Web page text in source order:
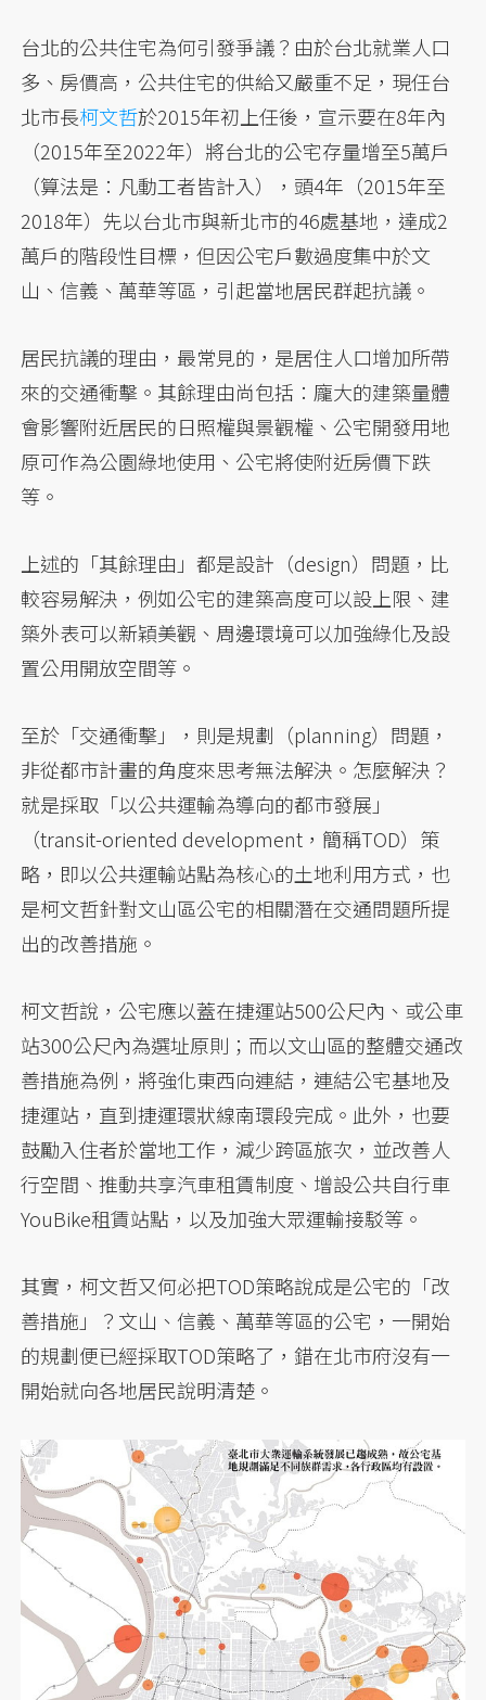
台北的公共住宅為何引發爭議？由於台北就業人口
多、房價高，公共住宅的供給又嚴重不足，現任台
北市長柯文哲於2015年初上任後，宣示要在8年內
（2015年至2022年）將台北的公宅存量增至5萬戶
（算法是：凡動工者皆計入），頭4年（2015年至
2018年）先以台北市與新北市的46處基地，達成2
萬戶的階段性目標，但因公宅戶數過度集中於文
山、信義、萬華等區，引起當地居民群起抗議。
居民抗議的理由，最常見的，是居住人口增加所帶
來的交通衝擊。其餘理由尚包括：龐大的建築量體
會影響附近居民的日照權與景觀權、公宅開發用地
原可作為公園綠地使用、公宅將使附近房價下跌
等。
上述的「其餘理由」都是設計（design）問題，比
較容易解決，例如公宅的建築高度可以設上限、建
築外表可以新穎美觀、周邊環境可以加強綠化及設
置公用開放空間等。
至於「交通衝擊」，則是規劃（planning）問題，
非從都市計畫的角度來思考無法解決。怎麼解決？
就是採取「以公共運輸為導向的都市發展」
（transit-oriented development，簡稱TOD）策
略，即以公共運輸站點為核心的土地利用方式，也
是柯文哲針對文山區公宅的相關潛在交通問題所提
出的改善措施。
柯文哲說，公宅應以蓋在捷運站500公尺內、或公車
站300公尺內為選址原則；而以文山區的整體交通改
善措施為例，將強化東西向連結，連結公宅基地及
捷運站，直到捷運環狀線南環段完成。此外，也要
鼓勵入住者於當地工作，減少跨區旅次，並改善人
行空間、推動共享汽車租賃制度、增設公共自行車
YouBike租賃站點，以及加強大眾運輸接駁等。
其實，柯文哲又何必把TOD策略說成是公宅的「改
善措施」？文山、信義、萬華等區的公宅，一開始
的規劃便已經採取TOD策略了，錯在北市府沒有一
開始就向各地居民說明清楚。